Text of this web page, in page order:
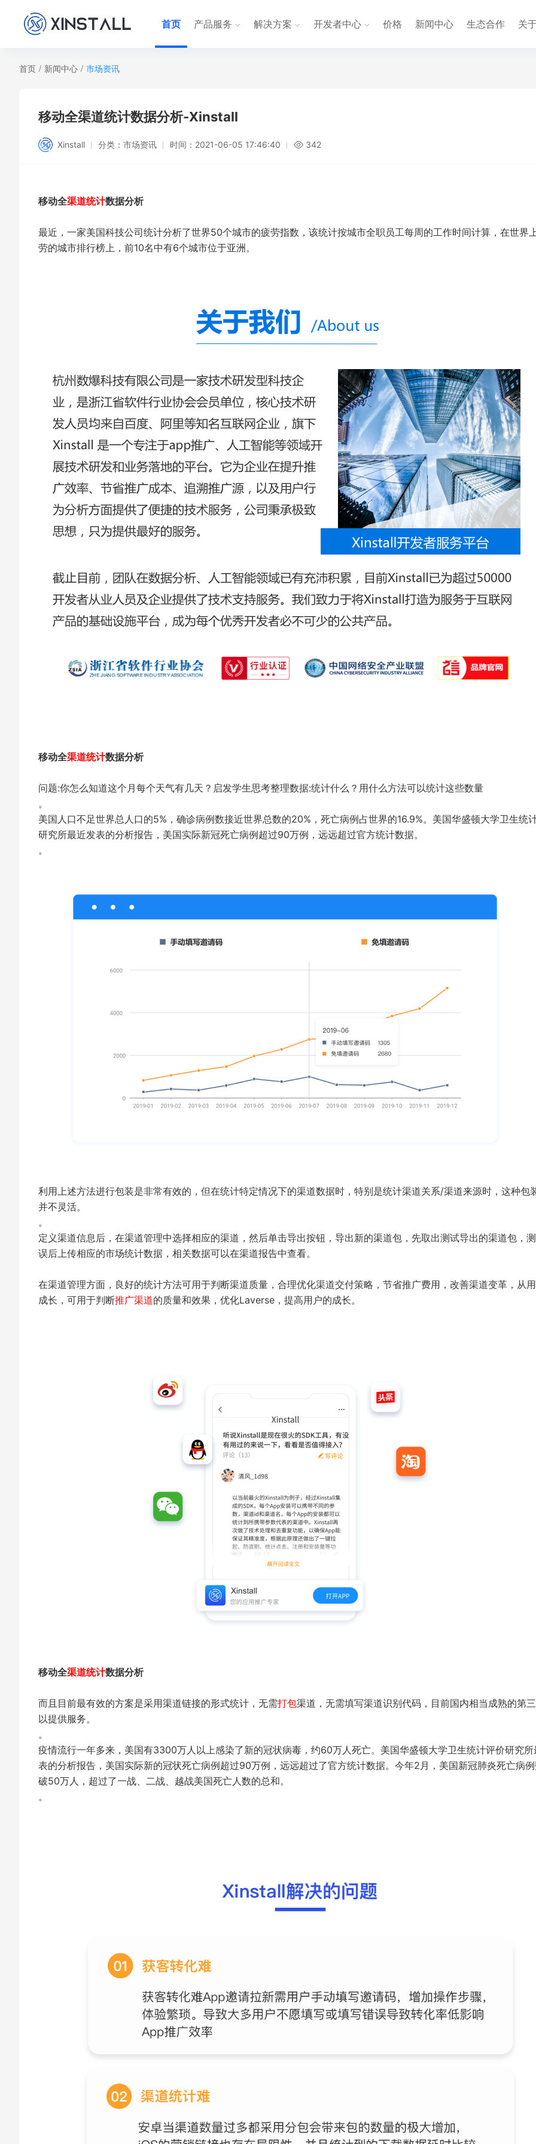
首页 产品服务 解决方案 开发者中心 价格 新闻中心 生态合作 关
首页 / 新闻中心 / 市场资讯
移动全渠道统计数据分析-Xinstall
Xinstall 分类： 市场资讯 时间： 2021-06-05 17:46:40 342
移动全渠道统计数据分析
最近，一家美国科技公司统计分析了世界50个城市的疲劳指数，该统计按城市全职员工每周的工作时间计算，在世界
劳的城市排行榜上，前10名中有6个城市位于亚洲。
移动全渠道统计数据分析
问题:你怎么知道这个月每个天气有几天？启发学生思考整理数据:统计什么？用什么方法可以统计这些数量
。
美国人口不足世界总人口的5%，确诊病例数接近世界总数的20%，死亡病例占世界的16.9%。美国华盛顿大学卫生统
研究所最近发表的分析报告，美国实际新冠死亡病例超过90万例，远远超过官方统计数据。
。
利用上述方法进行包装是非常有效的，但在统计特定情况下的渠道数据时，特别是统计渠道关系/渠道来源时，这种包
并不灵活。
。
定义渠道信息后，在渠道管理中选择相应的渠道，然后单击导出按钮，导出新的渠道包，先取出测试导出的渠道包，
误后上传相应的市场统计数据，相关数据可以在渠道报告中查看。
在渠道管理方面，良好的统计方法可用于判断渠道质量，合理优化渠道交付策略，节省推广费用，改善渠道变革，从
成长，可用于判断推广渠道的质量和效果，优化Laverse，提高用户的成长。
移动全渠道统计数据分析
而且目前最有效的方案是采用渠道链接的形式统计，无需打包渠道，无需填写渠道识别代码，目前国内相当成熟的第
以提供服务。
。
疫情流行一年多来，美国有3300万人以上感染了新的冠状病毒，约60万人死亡。美国华盛顿大学卫生统计评价研究所
表的分析报告，美国实际新的冠状死亡病例超过90万例，远远超过了官方统计数据。今年2月，美国新冠肺炎死亡病
破50万人，超过了一战、二战、越战美国死亡人数的总和。
。